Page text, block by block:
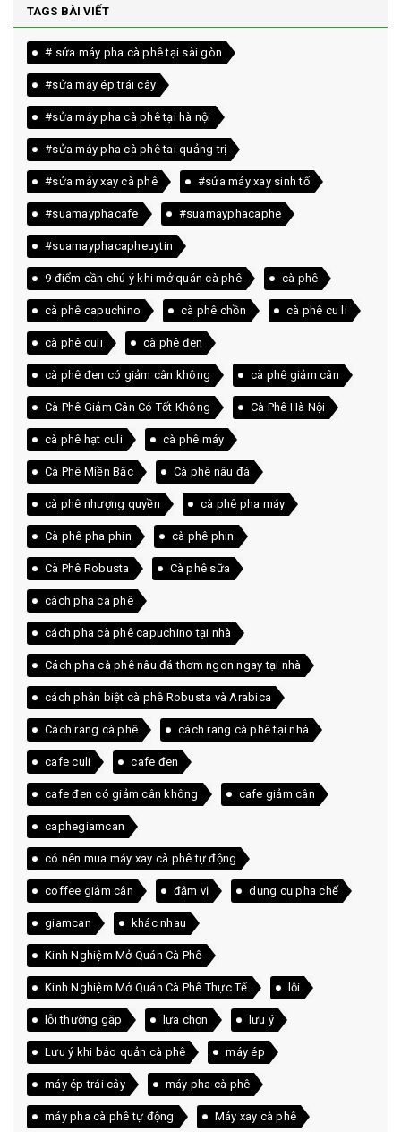
TAGS BÀI VIẾT
# sửa máy pha cà phê tại sài gòn
#sửa máy ép trái cây
#sửa máy pha cà phê tại hà nội
#sửa máy pha cà phê tai quảng trị
#sửa máy xay cà phê #sửa máy xay sinh tố
#suamayphacafe #suamayphacaphe
#suamayphacapheuytin
9 điểm cần chú ý khi mở quán cà phê cà phê
cà phê capuchino cà phê chồn cà phê cu li
cà phê culi cà phê đen
cà phê đen có giảm cân không cà phê giảm cân
Cà Phê Giảm Cân Có Tốt Không Cà Phê Hà Nội
cà phê hạt culi cà phê máy
Cà Phê Miền Bắc Cà phê nâu đá
cà phê nhượng quyền cà phê pha máy
Cà phê pha phin cà phê phin
Cà Phê Robusta Cà phê sữa
cách pha cà phê
cách pha cà phê capuchino tại nhà
Cách pha cà phê nâu đá thơm ngon ngay tại nhà
cách phân biệt cà phê Robusta và Arabica
Cách rang cà phê cách rang cà phê tại nhà
cafe culi cafe đen
cafe đen có giảm cân không cafe giảm cân
caphegiamcan
có nên mua máy xay cà phê tự động
coffee giảm cân đậm vị dụng cụ pha chế
giamcan khác nhau
Kinh Nghiệm Mở Quán Cà Phê
Kinh Nghiệm Mở Quán Cà Phê Thực Tế lỗi
lỗi thường gặp lựa chọn lưu ý
Lưu ý khi bảo quản cà phê máy ép
máy ép trái cây máy pha cà phê
máy pha cà phê tự động Máy xay cà phê